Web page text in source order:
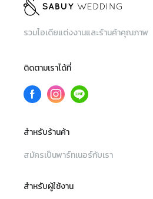
รวมไอเดียแต่งงานและร้านค้าคุณภาพ
ติดตามเราได้ที่
สำหรับร้านค้า
สมัครเป็นพาร์ทเนอร์กับเรา
สำหรับผู้ใช้งาน